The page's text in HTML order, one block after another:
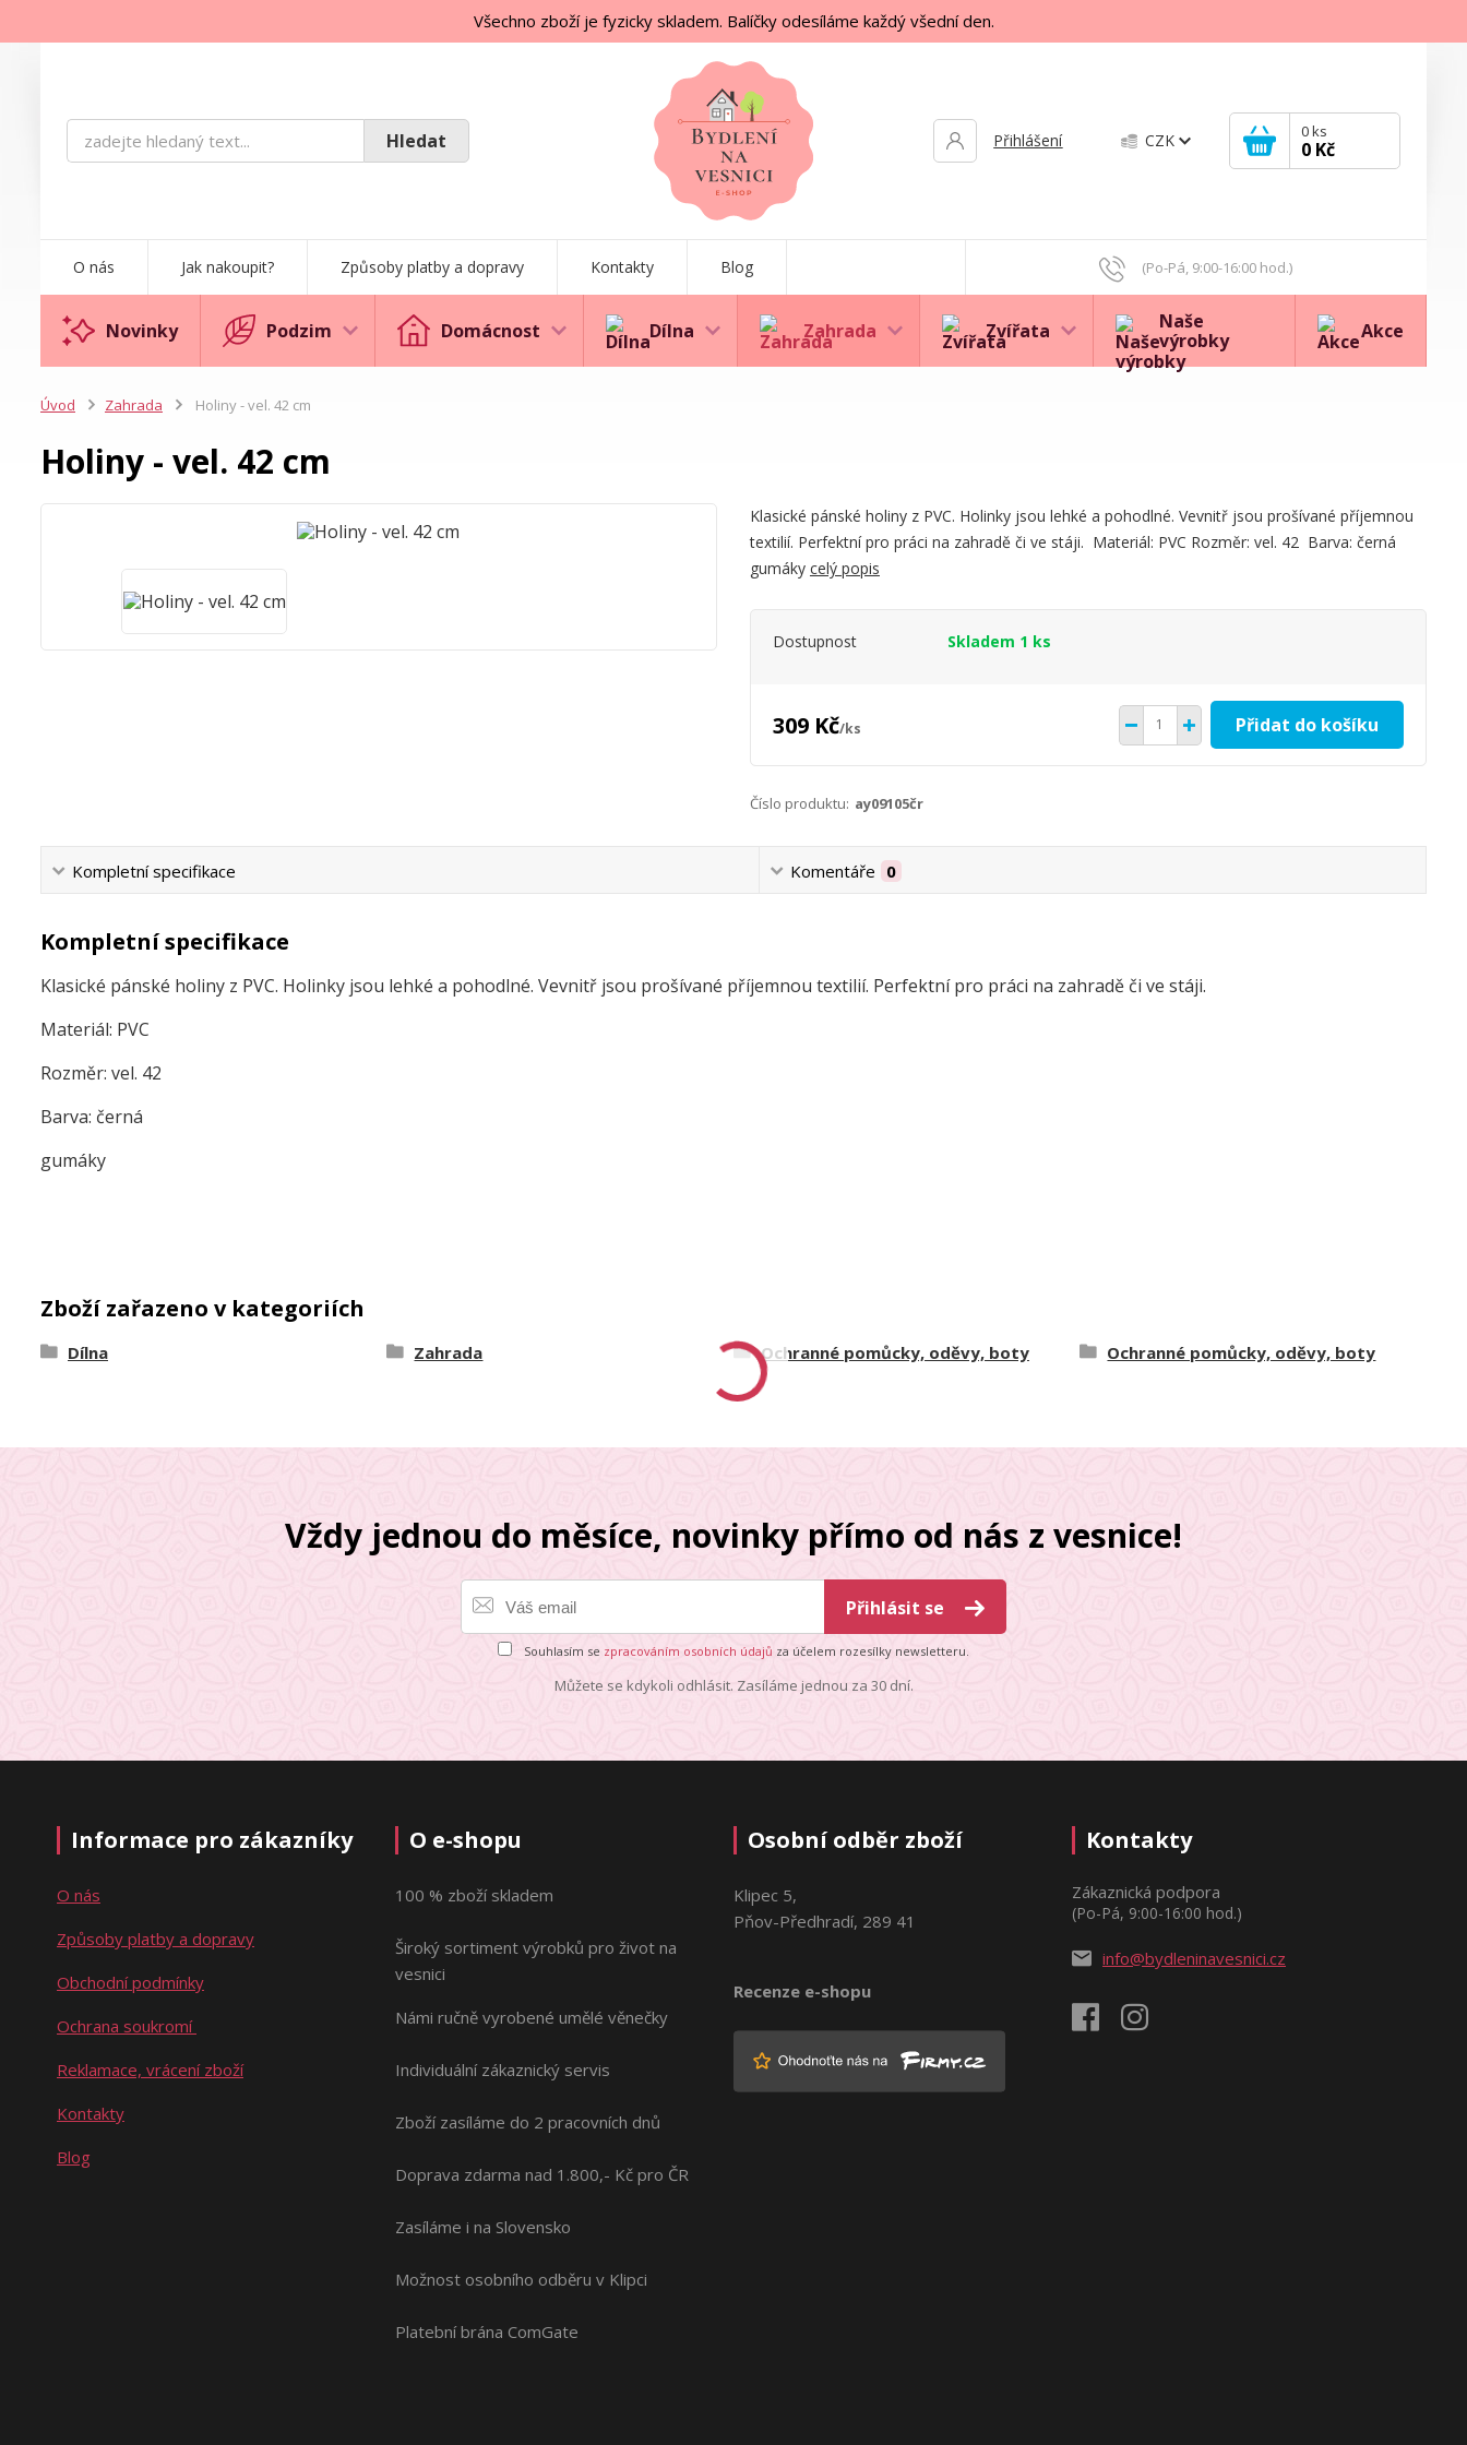
Všechno zboží je fyzicky skladem. Balíčky odesíláme každý všední den.
O nás Jak nakoupit? Způsoby platby a dopravy Kontakty Blog
CZK
Přihlášení
Hledat
(Po-Pá, 9:00-16:00 hod.)
0ks
0 Kč
Novinky Podzim Domácnost Dílna Zahrada Zvířata
Naše
výrobky
Akce
Úvod Zahrada Holiny - vel. 42 cm
Holiny - vel. 42 cm
Klasické pánské holiny z PVC. Holinky jsou lehké a pohodlné. Vevnitř jsou prošívané příjemnou
textilií. Perfektní pro práci na zahradě či ve stáji. Materiál: PVC Rozměr: vel. 42 Barva: černá
gumáky celý popis
Dostupnost Skladem 1 ks
309 Kč/ks Přidat do košíku
Číslo produktu: ay09105čr
Kompletní specifikace Komentáře 0
Kompletní specifikace
Klasické pánské holiny z PVC. Holinky jsou lehké a pohodlné. Vevnitř jsou prošívané příjemnou textilií. Perfektní pro práci na zahradě či ve stáji.
Materiál: PVC
Rozměr: vel. 42
Barva: černá
gumáky
Zboží zařazeno v kategoriích
Dílna Zahrada Ochranné pomůcky, oděvy, boty Ochranné pomůcky, oděvy, boty
Vždy jednou do měsíce, novinky přímo od nás z vesnice!
Přihlásit se
Souhlasím se zpracováním osobních údajů za účelem rozesílky newsletteru.
Můžete se kdykoli odhlásit. Zasíláme jednou za 30 dní.
Informace pro zákazníky
O nás
Způsoby platby a dopravy
Obchodní podmínky
Ochrana soukromí
Reklamace, vrácení zboží
Kontakty
Blog
O e-shopu
100 % zboží skladem
Široký sortiment výrobků pro život na
vesnici
Námi ručně vyrobené umělé věnečky
Individuální zákaznický servis
Zboží zasíláme do 2 pracovních dnů
Doprava zdarma nad 1.800,- Kč pro ČR
Zasíláme i na Slovensko
Možnost osobního odběru v Klipci
Platební brána ComGate
Osobní odběr zboží
Klipec 5,
Pňov-Předhradí, 289 41
Recenze e-shopu
Kontakty
Zákaznická podpora
(Po-Pá, 9:00-16:00 hod.)
info@bydleninavesnici.cz